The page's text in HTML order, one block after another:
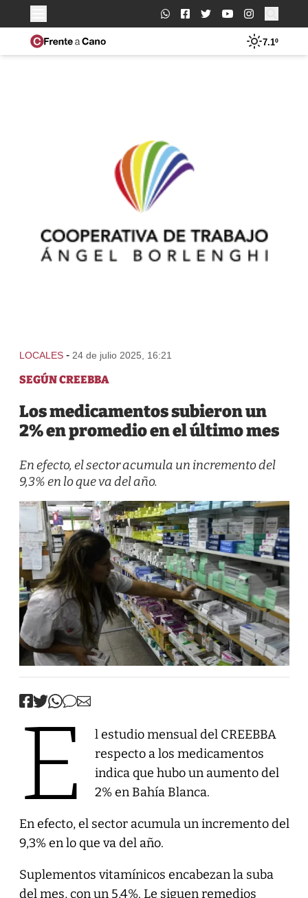
Buscar:
7.1º
LOCALES - 24 de julio 2025, 16:21
SEGÚN CREEBBA
Los medicamentos subieron un
2% en promedio en el último mes
En efecto, el sector acumula un incremento del
9,3% en lo que va del año.
E
l estudio mensual del CREEBBA
respecto a los medicamentos
indica que hubo un aumento del
2% en Bahía Blanca.
En efecto, el sector acumula un incremento del
9,3% en lo que va del año.
Suplementos vitamínicos encabezan la suba
del mes, con un 5,4%. Le siguen remedios